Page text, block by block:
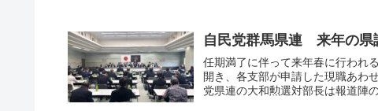
自民党群馬県連 来年の県
任期満了に伴って来年春に行われ
開き、各支部が申請した現職あわ
党県連の大和勲選対部長は報道陣